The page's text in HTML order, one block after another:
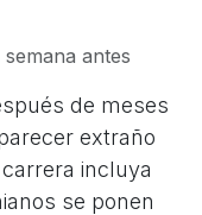
antes
de meses
extraño
incluya
se ponen